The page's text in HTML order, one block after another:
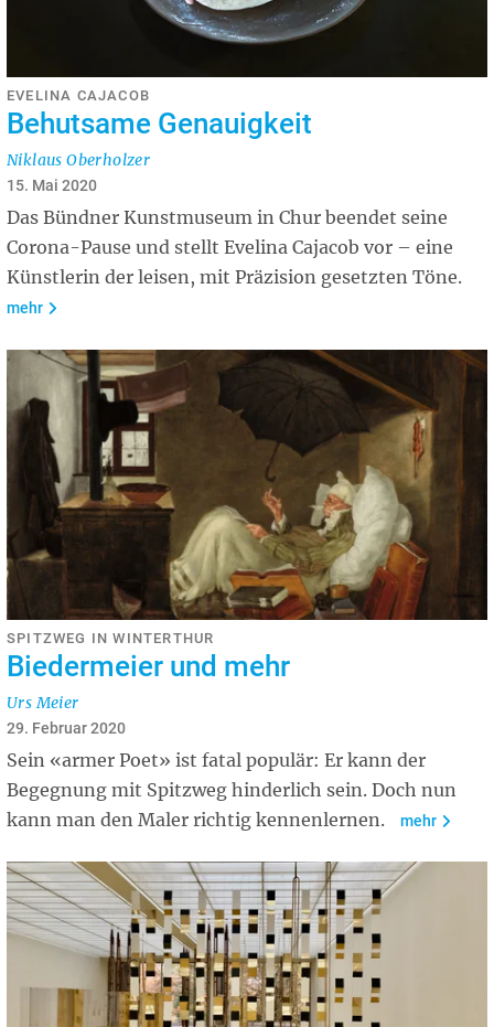
EVELINA CAJACOB
Behutsame Genauigkeit
Niklaus Oberholzer
15. Mai 2020
Das Bündner Kunstmuseum in Chur beendet seine
Corona-Pause und stellt Evelina Cajacob vor – eine
Künstlerin der leisen, mit Präzision gesetzten Töne.
mehr
SPITZWEG IN WINTERTHUR
Biedermeier und mehr
Urs Meier
29. Februar 2020
Sein «armer Poet» ist fatal populär: Er kann der
Begegnung mit Spitzweg hinderlich sein. Doch nun
kann man den Maler richtig kennenlernen.
mehr